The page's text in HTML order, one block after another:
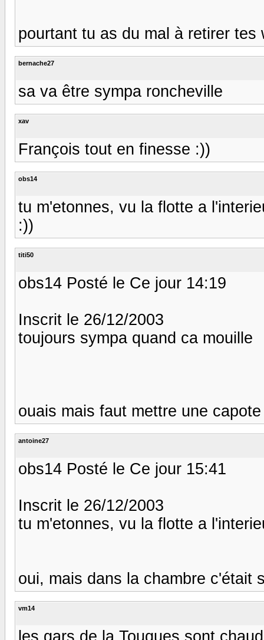
pourtant tu as du mal à retirer tes
bernache27
sa va être sympa roncheville
xav
François tout en finesse :))
obs14
tu m'etonnes, vu la flotte a
:))
titi50
obs14 Posté le Ce jour 14:19
Inscrit le 26/12/2003
toujours sympa quand ca mouille
ouais mais faut mettre une
antoine27
obs14 Posté le Ce jour 15:41
Inscrit le 26/12/2003
tu m'etonnes, vu la flotte a
oui, mais dans la chambre c'était
vm14
les gars de la Touques sont